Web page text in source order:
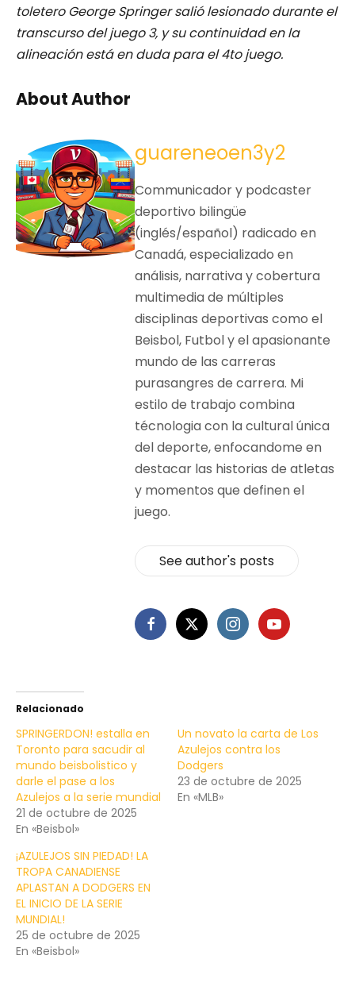
toletero George Springer salió lesionado durante el
transcurso del juego 3, y su continuidad en la
alineación está en duda para el 4to juego.
About Author
guareneoen3y2
Communicador y podcaster
deportivo bilingüe
(inglés/español) radicado en
Canadá, especializado en
análisis, narrativa y cobertura
multimedia de múltiples
disciplinas deportivas como el
Beisbol, Futbol y el apasionante
mundo de las carreras
purasangres de carrera. Mi
estilo de trabajo combina
técnologia con la cultural única
del deporte, enfocandome en
destacar las historias de atletas
y momentos que definen el
juego.
See author's posts
Relacionado
SPRINGERDON! estalla en
Toronto para sacudir al
mundo beisbolistico y
darle el pase a los
Azulejos a la serie mundial
21 de octubre de 2025
En «Beisbol»
Un novato la carta de Los
Azulejos contra los
Dodgers
23 de octubre de 2025
En «MLB»
¡AZULEJOS SIN PIEDAD! LA
TROPA CANADIENSE
APLASTAN A DODGERS EN
EL INICIO DE LA SERIE
MUNDIAL!
25 de octubre de 2025
En «Beisbol»